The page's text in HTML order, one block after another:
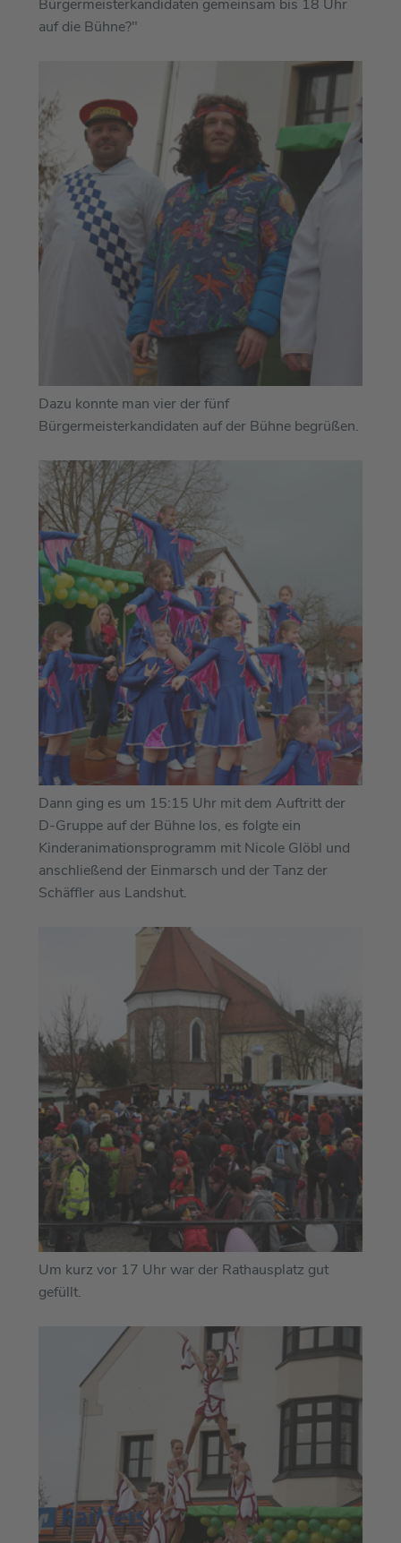
Bürgermeisterkandidaten gemeinsam bis 18 Uhr
auf die Bühne?"
Dazu konnte man vier der fünf
Bürgermeisterkandidaten auf der Bühne begrüßen.
Dann ging es um 15:15 Uhr mit dem Auftritt der
D-Gruppe auf der Bühne los, es folgte ein
Kinderanimationsprogramm mit Nicole Glöbl und
anschließend der Einmarsch und der Tanz der
Schäffler aus Landshut.
Um kurz vor 17 Uhr war der Rathausplatz gut
gefüllt.